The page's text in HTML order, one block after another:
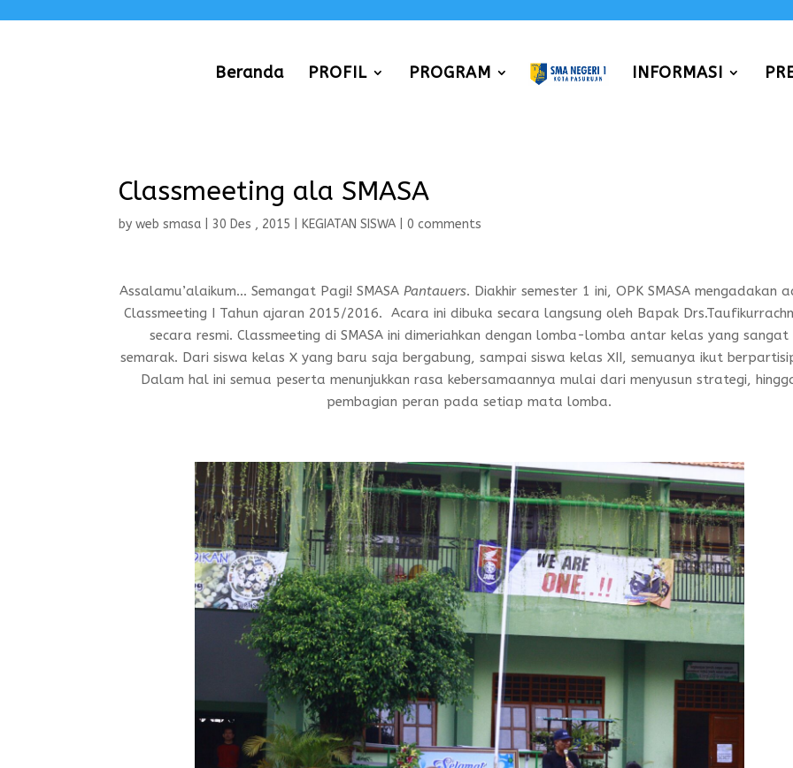
Beranda PROFIL PROGRAM INFORMASI
Classmeeting ala SMASA
byweb smasa |30 Des , 2015 KEGIATAN SISWA |0 comments
Assalamu’alaikum… Semangat Pagi! SMASA Pantauers. Diakhir semester 1 ini, OPK SMASA mengadakan
Classmeeting I Tahun ajaran 2015/2016. Acara ini dibuka secara langsung oleh Bapak
secara resmi. Classmeeting di SMASA ini dimeriahkan dengan lomba-lomba antar kelas yang sangat
semarak. Dari siswa kelas X yang baru saja bergabung, sampai siswa kelas XII, semuanya ikut
Dalam hal ini semua peserta menunjukkan rasa kebersamaannya mulai dari menyusun strategi,
pembagian peran pada setiap mata lomba.